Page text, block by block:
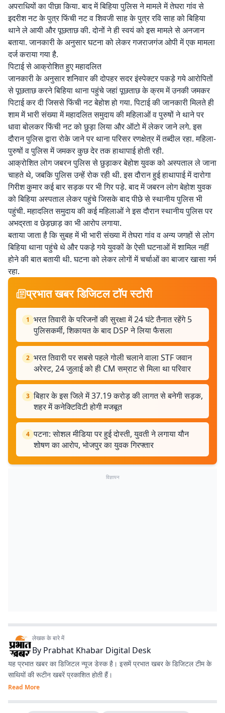
अपराधियों का पीछा किया. बाद में बिहिया पुलिस ने मामले में तेघरा गांव से
इदरीश नट के पुत्र फिंची नट व शिवजी साह के पुत्र रवि साह को बिहिया
थाने ले आयी और पूछताछ की. दोनों ने ही स्वयं को इस मामले से अनजान
बताया. जानकारी के अनुसार घटना को लेकर गजराजगंज ओपी में एक मामला
दर्ज कराया गया है.
पिटाई से आक्रोशित हुए महादलित
जानकारी के अनुसार शनिवार की दोपहर सदर इंस्पेक्टर पकड़े गये आरोपितों
से पूछताछ करने बिहिया थाना पहुंचे जहां पूछताछ के क्रम में उनकी जमकर
पिटाई कर दी जिससे फिंची नट बेहोश हो गया. पिटाई की जानकारी मिलते ही
शाम में भारी संख्या में महादलित समुदाय की महिलाओं व पुरुषों ने थाने पर
धावा बोलकर फिंची नट को छुड़ा लिया और ऑटो में लेकर जाने लगे. इस
दौरान पुलिस द्वारा रोके जाने पर थाना परिसर रणक्षेत्र में तब्दील रहा. महिला-
पुरुषों व पुलिस में जमकर कुछ देर तक हाथापाई होती रही.
आक्रोशित लोग जबरन पुलिस से छुड़ाकर बेहोश युवक को अस्पताल ले जाना
चाहते थे, जबकि पुलिस उन्हें रोक रही थी. इस दौरान हुई हाथापाई में दारोगा
गिरीश कुमार कई बार सड़क पर भी गिर पड़े. बाद में जबरन लोग बेहोश युवक
को बिहिया अस्पताल लेकर पहुंचे जिसके बाद पीछे से स्थानीय पुलिस भी
पहुंची. महादलित समुदाय की कई महिलाओं ने इस दौरान स्थानीय पुलिस पर
अभद्रता व छेड़छाड़ का भी आरोप लगाया.
बताया जाता है कि सुबह में भी भारी संख्या में तेघरा गांव व अन्य जगहों से लोग
बिहिया थाना पहुंचे थे और पकड़े गये युवकों के ऐसी घटनाओं में शामिल नहीं
होने की बात बतायी थी. घटना को लेकर लोगों में चर्चाओं का बाजार खासा गर्म
रहा.
प्रभात खबर डिजिटल टॉप स्टोरी
1 भरत तिवारी के परिजनों की सुरक्षा में 24 घंटे तैनात रहेंगे 5
पुलिसकर्मी, शिकायत के बाद DSP ने लिया फैसला
2 भरत तिवारी पर सबसे पहले गोली चलाने वाला STF जवान
अरेस्ट, 24 जुलाई को ही CM सम्राट से मिला था परिवार
3 बिहार के इस जिले में 37.19 करोड़ की लागत से बनेगी सड़क,
शहर में कनेक्टिविटी होगी मजबूत
4 पटना: सोशल मीडिया पर हुई दोस्ती, युवती ने लगाया यौन
शोषण का आरोप, भोजपुर का युवक गिरफ्तार
विज्ञापन
लेखक के बारे में
By Prabhat Khabar Digital Desk
यह प्रभात खबर का डिजिटल न्यूज डेस्क है। इसमें प्रभात खबर के डिजिटल टीम के
साथियों की रूटीन खबरें प्रकाशित होती हैं।
Read More